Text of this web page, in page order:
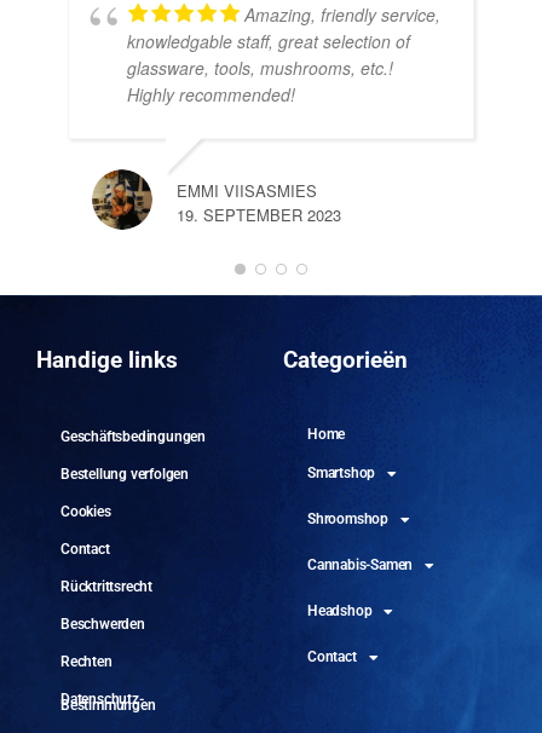
Amazing, friendly service,
knowledgable staff, great selection of
glassware, tools, mushrooms, etc.!
Highly recommended!
EMMI VIISASMIES
19. SEPTEMBER 2023
Handige links
Geschäftsbedingungen
Bestellung verfolgen
Cookies
Contact
Rücktrittsrecht
Beschwerden
Rechten
Datenschutz-
Bestimmungen
Categorieën
Home
Smartshop
Shroomshop
Cannabis-Samen
Headshop
Contact